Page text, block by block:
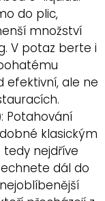
do plic,
množství
V potaz berte i
efektivní, ale ne
: Potahování
klasickým
nejdříve
dál do